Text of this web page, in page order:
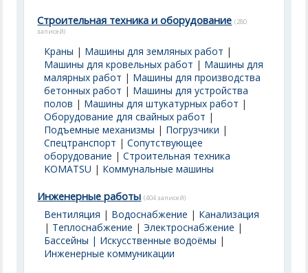
Строительная техника и оборудование (280
записей)
Краны | Машины для земляных работ |
Машины для кровельных работ | Машины для
малярных работ | Машины для производства
бетонных работ | Машины для устройства
полов | Машины для штукатурных работ |
Оборудование для свайных работ |
Подъемные механизмы | Погрузчики |
Спецтранспорт |Сопутствующее
оборудование |Строительная техника
KOMATSU | Коммунальные машины
Инженерные работы (404 записей)
Вентиляция | Водоснабжение | Канализация
| Теплоснабжение |Электроснабжение |
Бассейны | Искусственные водоёмы |
Инженерные коммуникации